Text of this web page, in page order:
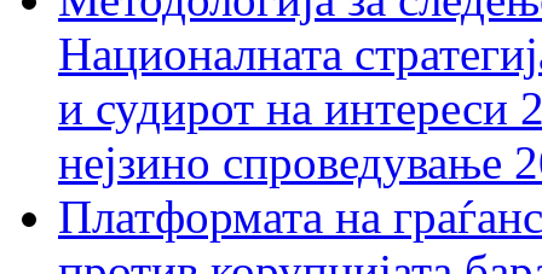
Националната
и судирот на интереси
нејзино спроведување
Платформата на